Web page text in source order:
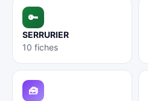
🔑
SERRURIER
10 fiches
🧰